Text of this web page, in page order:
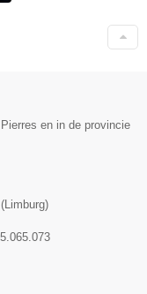
en in de provincie
( Limburg)